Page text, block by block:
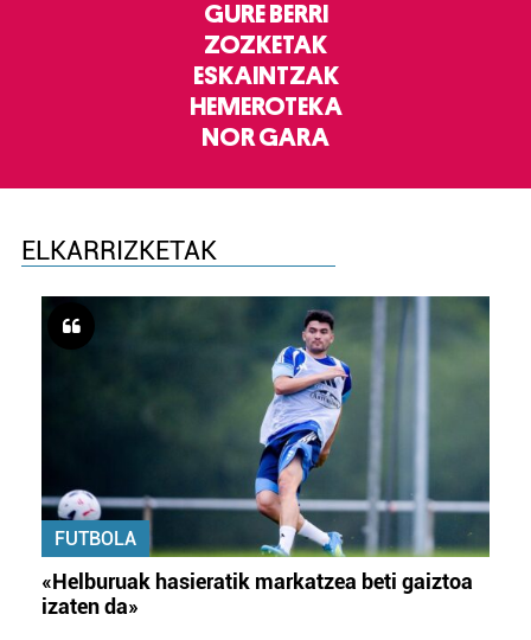
GURE BERRI
ZOZKETAK
ESKAINTZAK
HEMEROTEKA
NOR GARA
ELKARRIZKETAK
FUTBOLA
«Helburuak hasieratik markatzea beti gaiztoa
izaten da»